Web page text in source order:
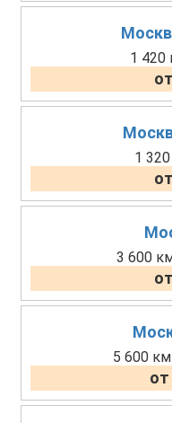
1 420
1
3 600
5 600
от